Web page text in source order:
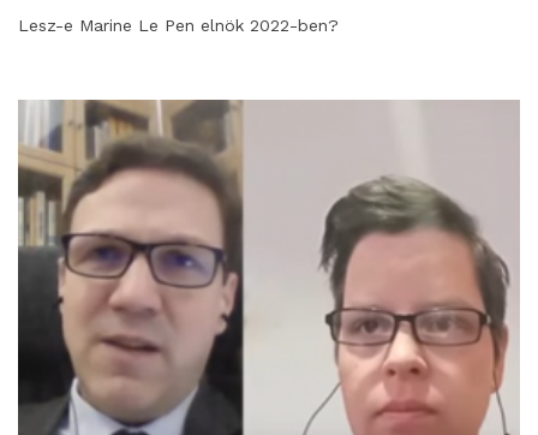
Lesz-e Marine Le Pen elnök 2022-ben?